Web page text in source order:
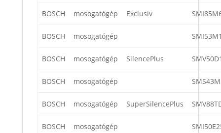
BOSCH mosogatógép Exclusiv
BOSCH mosogatógép
BOSCH mosogatógép SilencePlus
BOSCH mosogatógép
BOSCH mosogatógép SuperSilencePlus
BOSCH mosogatógép